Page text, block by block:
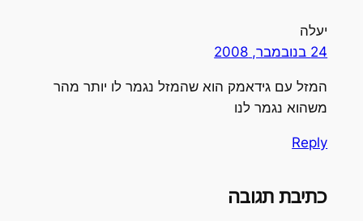
יעלה
24 בנובמבר, 2008
המזל עם גידאמק הוא שהמזל נגמר לו יותר מהר
משהוא נגמר לנו
Reply
כתיבת תגובה